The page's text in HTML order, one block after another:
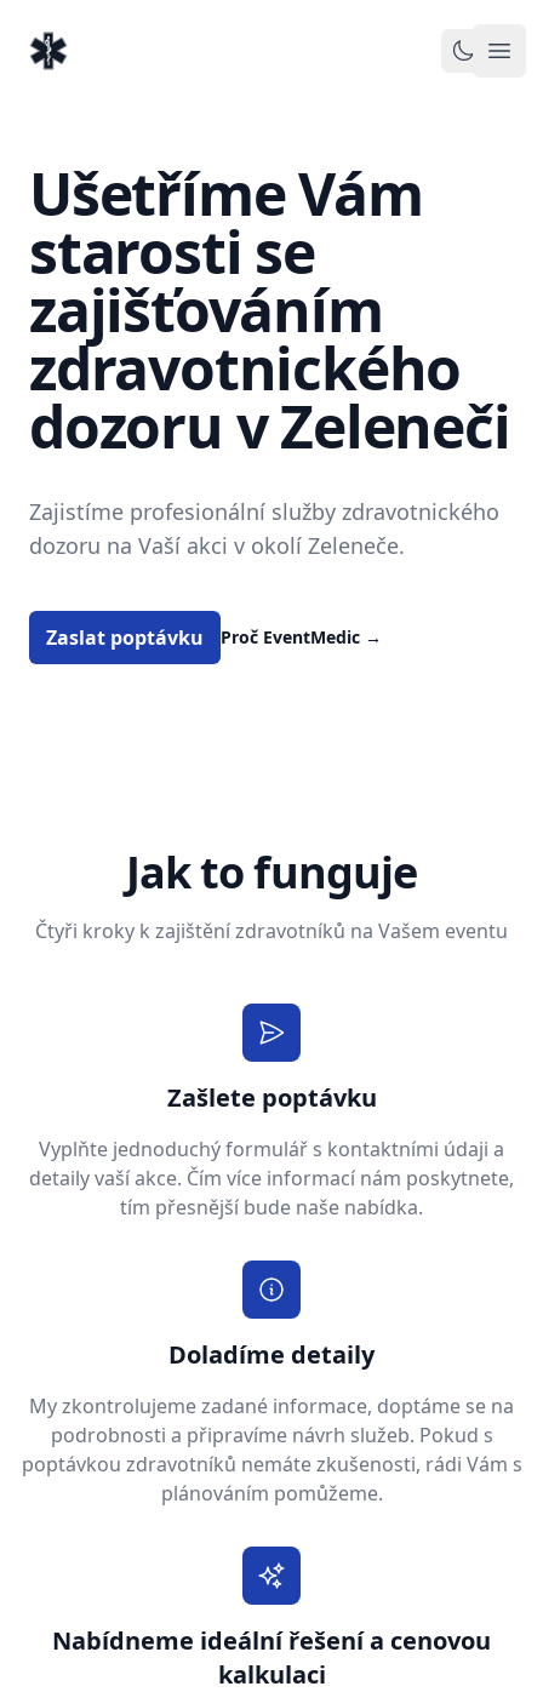
EventMedic.cz
Toggle
Ušetříme Vám
starosti se
zajišťováním
zdravotnického
dozoru v Zeleneči
Zajistíme profesionální služby zdravotnického
dozoru na Vaší akci v okolí Zeleneče.
Zaslat poptávku Proč EventMedic →
Jak to funguje
Čtyři kroky k zajištění zdravotníků na Vašem eventu
Zašlete poptávku
Vyplňte jednoduchý formulář s kontaktními údaji a
detaily vaší akce. Čím více informací nám poskytnete,
tím přesnější bude naše nabídka.
Doladíme detaily
My zkontrolujeme zadané informace, doptáme se na
podrobnosti a připravíme návrh služeb. Pokud s
poptávkou zdravotníků nemáte zkušenosti, rádi Vám s
plánováním pomůžeme.
Nabídneme ideální řešení a cenovou
kalkulaci